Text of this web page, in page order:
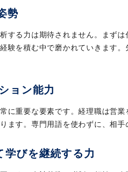
勢
する力は期待されません。まず
験を積む中で磨かれていきます
ョン能力
に重要な要素です。経理職は営
ます。専門用語を使わずに、相
学びを継続する力